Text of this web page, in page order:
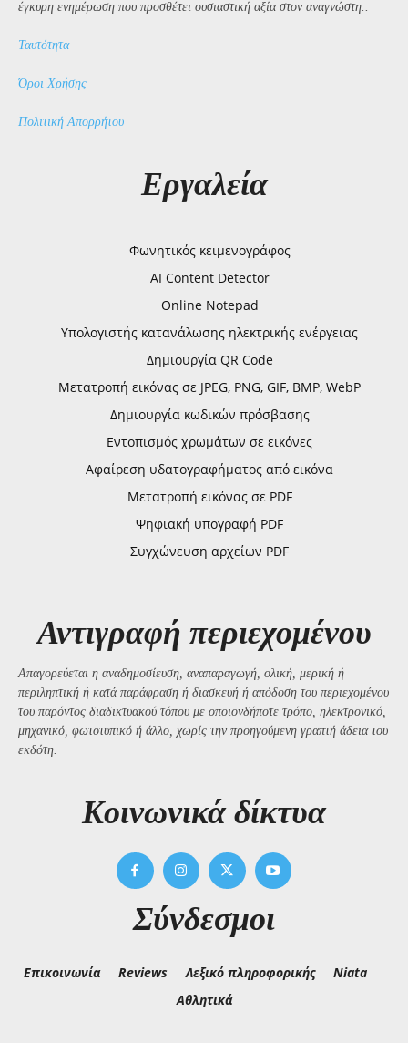
έγκυρη ενημέρωση που προσθέτει ουσιαστική αξία στον αναγνώστη..
Ταυτότητα
Όροι Χρήσης
Πολιτική Απορρήτου
Εργαλεία
Φωνητικός κειμενογράφος
AI Content Detector
Online Notepad
Υπολογιστής κατανάλωσης ηλεκτρικής ενέργειας
Δημιουργία QR Code
Μετατροπή εικόνας σε JPEG, PNG, GIF, BMP, WebP
Δημιουργία κωδικών πρόσβασης
Εντοπισμός χρωμάτων σε εικόνες
Αφαίρεση υδατογραφήματος από εικόνα
Μετατροπή εικόνας σε PDF
Ψηφιακή υπογραφή PDF
Συγχώνευση αρχείων PDF
Αντιγραφή περιεχομένου
Απαγορεύεται η αναδημοσίευση, αναπαραγωγή, ολική, μερική ή
περιληπτική ή κατά παράφραση ή διασκευή ή απόδοση του περιεχομένου
του παρόντος διαδικτυακού τόπου με οποιονδήποτε τρόπο, ηλεκτρονικό,
μηχανικό, φωτοτυπικό ή άλλο, χωρίς την προηγούμενη γραπτή άδεια του
εκδότη.
Kοινωνικά δίκτυα
Σύνδεσμοι
Επικοινωνία Reviews Λεξικό πληροφορικής
Niata
Αθλητικά